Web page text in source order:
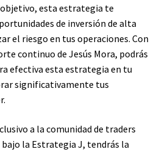
esta estrategia te
de inversión de alta
el riesgo en tus operaciones. Con
continuo de Jesús Mora, podrás
efectiva esta estrategia en tu
significativamente tus
a la comunidad de traders
la Estrategia J, tendrás la